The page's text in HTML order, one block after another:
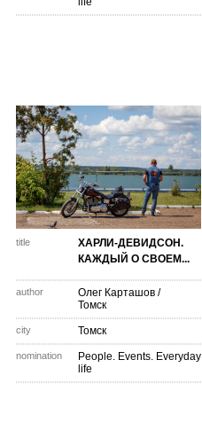
title
ХАРЛИ-ДЕВИДСОН.
КАЖДЫЙ О СВОЕМ...
author Олег Карташов /
Томск
city Томск
nomination
People. Events. Everyday
life